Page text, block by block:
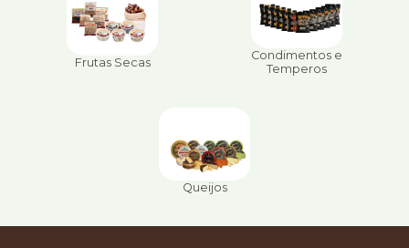
Frutas Secas
Condimentos e
Temperos
Queijos